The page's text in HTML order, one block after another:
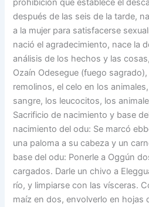
prohibición que establece el
después de las seis de la tarde,
a la mujer para satisfacerse
nació el agradecimiento, nace la
análisis de los hechos y las
Ozaín Odesegue (fuego
remolinos, el celo en los
sangre, los leucocitos, los
Sacrificio de nacimiento y base
nacimiento del odu: Se marcó
una paloma a su cabeza y un
base del odu: Ponerle a Oggún
cargados. Darle un chivo a
río, y limpiarse con las vísceras.
maíz en dos, envolverlo en hojas